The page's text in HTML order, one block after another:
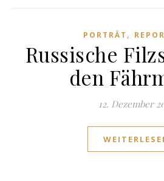
PORTRÄT ,
Russische
den
12. Dezember